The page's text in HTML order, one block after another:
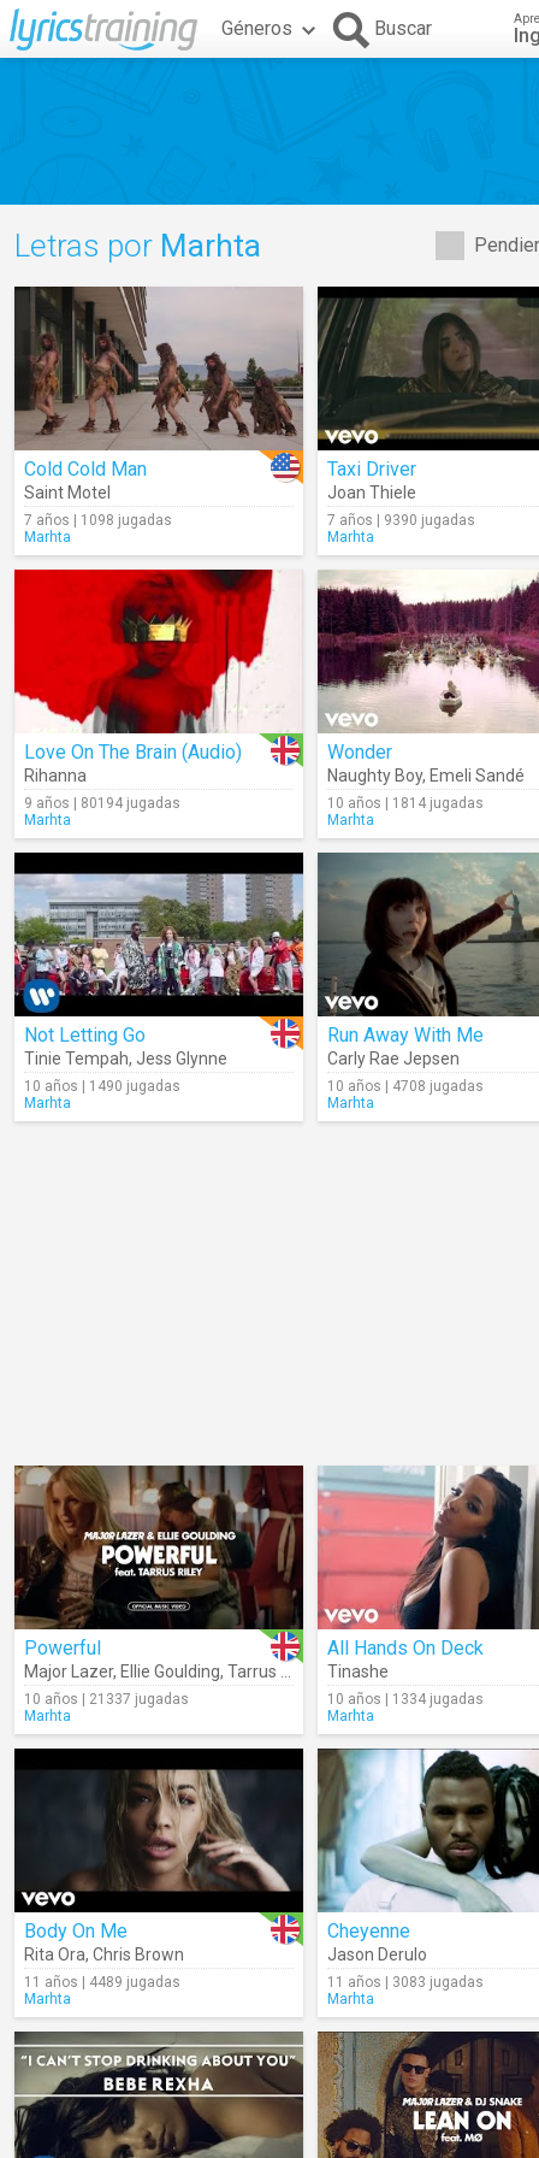
Géneros Buscar
Letras por Marhta
Cold Cold Man
Saint Motel
7 años | 1098 jugadas
Marhta
Taxi Driver
Joan Thiele
7 años | 9390 jugadas
Marhta
Love On The Brain (Audio)
Rihanna
9 años | 80194 jugadas
Marhta
Wonder
Naughty Boy, Emeli Sandé
10 años | 1814 jugadas
Marhta
Not Letting Go
Tinie Tempah, Jess Glynne
10 años | 1490 jugadas
Marhta
Run Away With Me
Carly Rae Jepsen
10 años | 4708 jugadas
Marhta
Powerful
Major Lazer, Ellie Goulding, Tarrus Riley
10 años | 21337 jugadas
Marhta
All Hands On Deck
Tinashe
10 años | 1334 jugadas
Marhta
Body On Me
Rita Ora, Chris Brown
11 años | 4489 jugadas
Marhta
Cheyenne
Jason Derulo
11 años | 3083 jugadas
Marhta